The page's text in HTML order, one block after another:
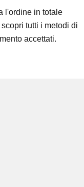
l'ordine in totale
tutti i metodi di
accettati.